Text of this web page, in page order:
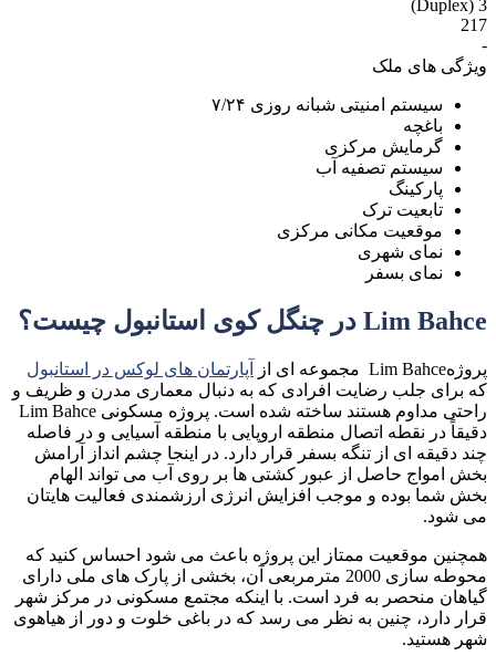
3 (Duplex)
217
-
ویژگی های ملک
سیستم امنیتی شبانه روزی ۷/۲۴
باغچه
گرمایش مرکزی
سیستم تصفیه آب
پارکینگ
تابعیت ترک
موقعیت مکانی مرکزی
نمای شهری
نمای بسفر
Lim Bahce در چنگل کوی استانبول چیست؟
پروژهLim Bahce مجموعه ای از
آپارتمان های لوکس در استانبول
که برای جلب رضایت افرادی که به دنبال معماری مدرن و ظریف و
راحتی مداوم هستند ساخته شده است. پروژه مسکونی Lim Bahce
دقیقاً در نقطه اتصال منطقه اروپایی با منطقه آسیایی و در فاصله
چند دقیقه ای از تنگه بسفر قرار دارد. در اینجا چشم انداز آرامش
بخش امواج حاصل از عبور کشتی ها بر روی آب می تواند الهام
بخش شما بوده و موجب افزایش انرژی ارزشمندی فعالیت هایتان
می شود.
همچنین موقعیت ممتاز این پروژه باعث می شود احساس کنید که
محوطه سازی 2000 مترمربعی آن، بخشی از پارک های ملی دارای
گیاهان منحصر به فرد است. با اینکه مجتمع مسکونی در مرکز شهر
قرار دارد، چنین به نظر می رسد که در باغی خلوت و دور از هیاهوی
شهر هستید.